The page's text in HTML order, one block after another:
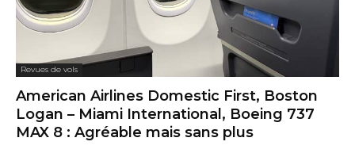
Revues de vols
American Airlines Domestic First, Boston
Logan – Miami International, Boeing 737
MAX 8 : Agréable mais sans plus